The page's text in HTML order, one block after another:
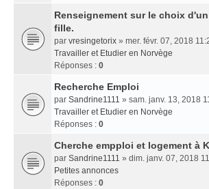
Renseignement sur le choix
fille.
par vresingetorix » mer. févr. 07, 2018
Travailler et Etudier en Norvège
Réponses : 0
Recherche Emploi
par Sandrine1111 » sam. janv. 13, 2018
Travailler et Etudier en Norvège
Réponses : 0
Cherche empploi et logement à
par Sandrine1111 » dim. janv. 07, 2018
Petites annonces
Réponses : 0